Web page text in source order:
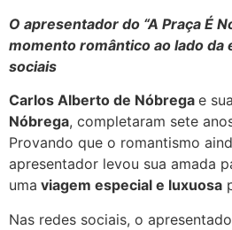
O apresentador do “A Praça É
momento romântico ao lado da
sociais
Carlos Alberto de Nóbrega e
Nóbrega, completaram sete
Provando que o romantismo
apresentador levou sua amada
uma viagem especial e luxuosa
Nas redes sociais, o